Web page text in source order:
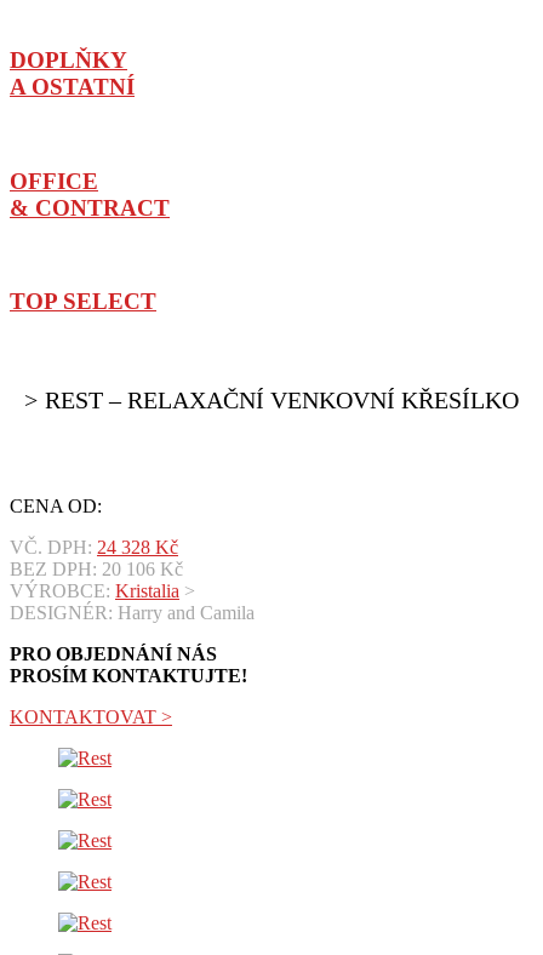
DOPLŇKY
A OSTATNÍ
OFFICE
& CONTRACT
TOP SELECT
REST – RELAXAČNÍ VENKOVNÍ KŘESÍLKO
CENA OD:
VČ. DPH: 24 328 Kč
BEZ DPH: 20 106 Kč
VÝROBCE: Kristalia >
DESIGNÉR: Harry and Camila
PRO OBJEDNÁNÍ NÁS
PROSÍM KONTAKTUJTE!
KONTAKTOVAT >